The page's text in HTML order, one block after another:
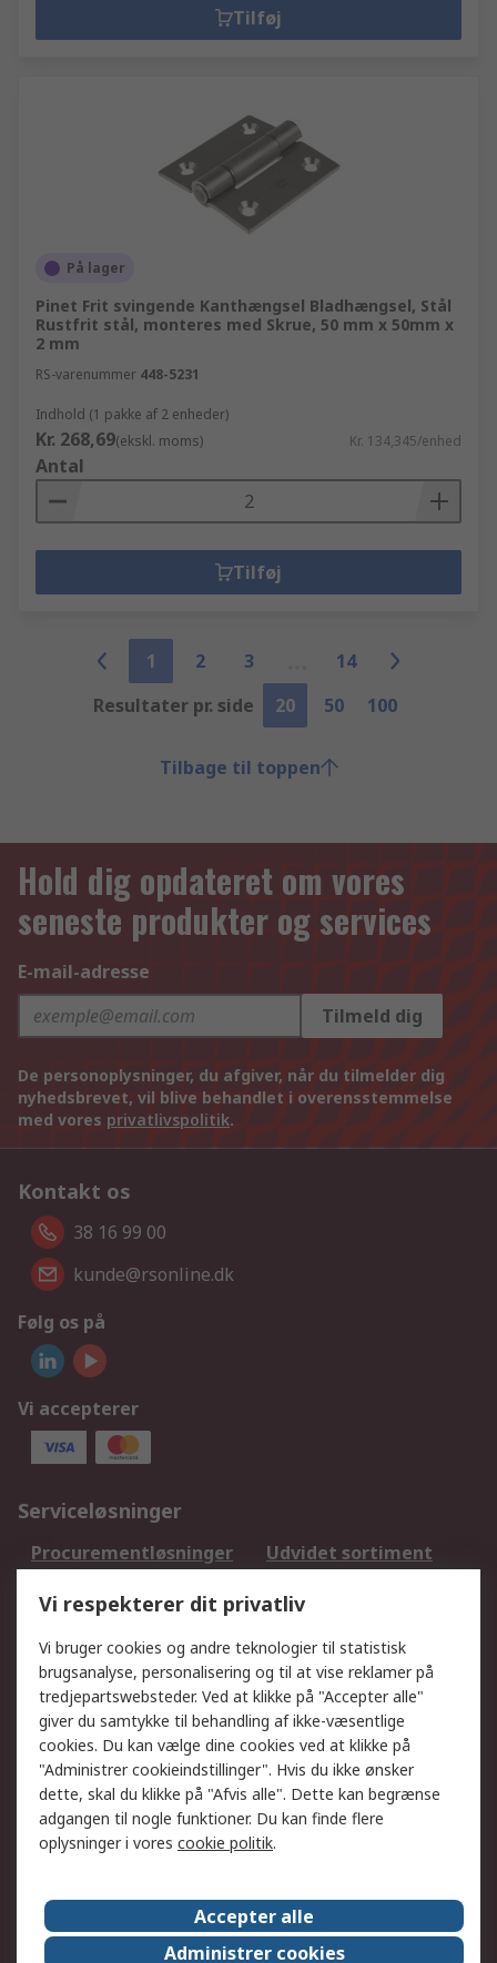
Tilføj
På lager
Pinet Frit svingende Kanthængsel Bladhængsel, Stål
Rustfrit stål, monteres med Skrue, 50 mm x 50mm x
2 mm
RS-varenummer 448-5231
Indhold (1 pakke af 2 enheder)
Kr. 268,69(ekskl. moms) Kr. 134,345/enhed
Antal
Tilføj
1 2 3
14
Resultater pr. side
20 50 100
Tilbage til toppen
Hold dig opdateret om vores
seneste produkter og services
E-mail-adresse
Tilmeld dig
De personoplysninger, du afgiver, når du tilmelder dig
nyhedsbrevet, vil blive behandlet i overensstemmelse
med vores privatlivspolitik.
Kontakt os
38 16 99 00
kunde@rsonline.dk
Følg os på
Vi accepterer
Serviceløsninger
Procurementløsninger
Udvidet sortiment
DesignSpark
Teknisk Support
Dit lokale salgsteam
Eksportløsninger
Support
Få hjælp
Returnering
Levering
Spor min ordre
Fakturakopi
Betalingsmuligheder
Fordele med Mit RS
Okdo
Om RS
Salgsbetingelser
Vi respekterer dit privatliv
Vi bruger cookies og andre teknologier til statistisk
brugsanalyse, personalisering og til at vise reklamer på
tredjepartswebsteder. Ved at klikke på "Accepter alle"
giver du samtykke til behandling af ikke-væsentlige
cookies. Du kan vælge dine cookies ved at klikke på
"Administrer cookieindstillinger". Hvis du ikke ønsker
dette, skal du klikke på "Afvis alle". Dette kan begrænse
adgangen til nogle funktioner. Du kan finde flere
oplysninger i vores cookie politik.
Accepter alle
Administrer cookies